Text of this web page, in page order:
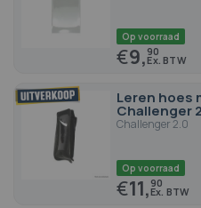
Op voorraad
€9,90
Leren hoes
Challenger
Challenger 2.0
Op voorraad
€11,90